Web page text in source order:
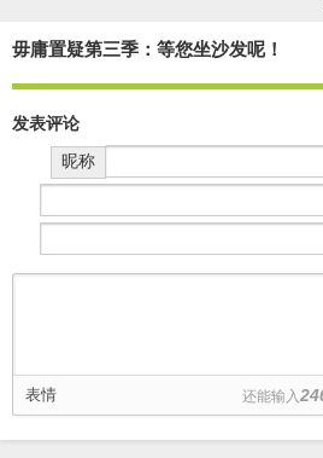
毋庸置疑第三季：等您坐沙发呢！
发表评论
昵称
表情 还能输入